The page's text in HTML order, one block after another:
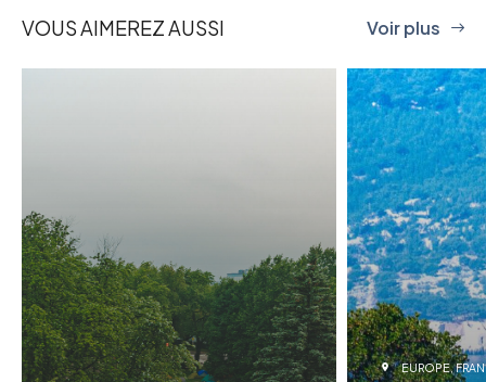
VOUS AIMEREZ AUSSI Voir plus
EUROPE